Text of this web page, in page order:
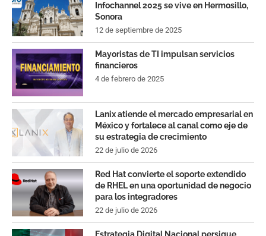
Infochannel 2025 se vive en Hermosillo,
Sonora
12 de septiembre de 2025
Mayoristas de TI impulsan servicios
financieros
4 de febrero de 2025
Lanix atiende el mercado empresarial en
México y fortalece al canal como eje de
su estrategia de crecimiento
22 de julio de 2026
Red Hat convierte el soporte extendido
de RHEL en una oportunidad de negocio
para los integradores
22 de julio de 2026